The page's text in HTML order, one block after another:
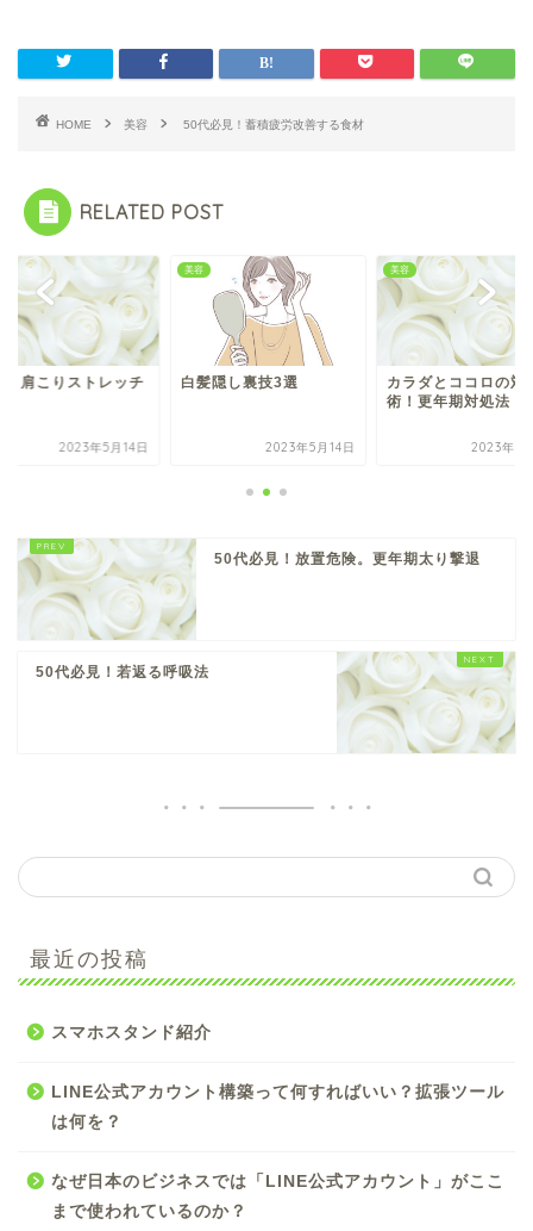
HOME 美容 50代必見！蓄積疲労改善する食材
RELATED POST
！肩こりストレッチ
2023年5月14日
美容
白髪隠し裏技3選
2023年5月14日
美容
カラダとココロの対
術！更年期対処法
2023年3
50代必見！放置危険。更年期太り撃退
50代必見！若返る呼吸法
最近の投稿
スマホスタンド紹介
LINE公式アカウント構築って何すればいい？拡張ツール
は何を？
なぜ日本のビジネスでは「LINE公式アカウント」がここ
まで使われているのか？